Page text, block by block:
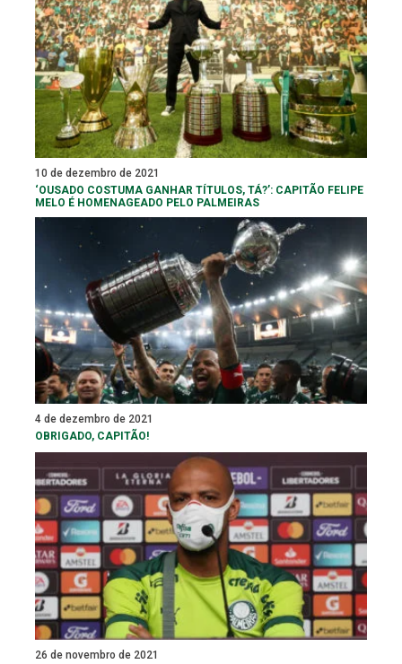
10 de dezembro de 2021
‘OUSADO COSTUMA GANHAR TÍTULOS, TÁ?’: CAPITÃO FELIPE
MELO É HOMENAGEADO PELO PALMEIRAS
4 de dezembro de 2021
OBRIGADO, CAPITÃO!
26 de novembro de 2021